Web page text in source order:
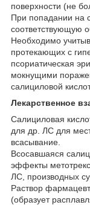
поверхности (не
При попадании на
соответствующую
Необходимо
протекающих с
псориатическая
мокнущими
салициловой
Лекарственное
Салициловая
для др. ЛС для
всасывание.
Всосавшаяся
эффекты
ЛС, производных
Раствор
(образует